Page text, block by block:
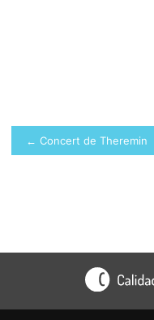
Navegació
d'entrades
← Concert de Theremin